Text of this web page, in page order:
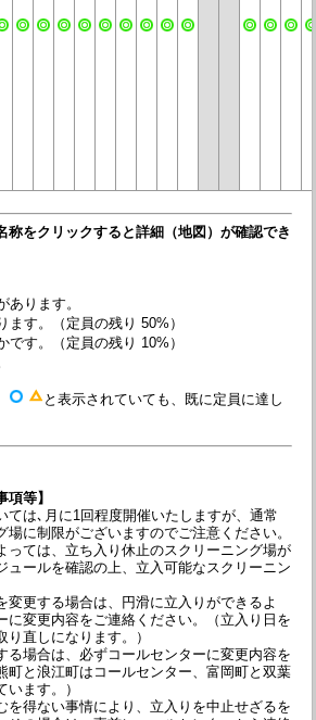
称をクリックすると詳細（地図）が確認でき
あります。
ます。（定員の残り 50%）
です。（定員の残り 10%）
と表示されていても、既に定員に達し
項等】
ては､月に1回程度開催いたしますが、通常
場に制限がございますのでご注意ください。
っては、立ち入り休止のスクリーニング場が
ュールを確認の上、立入可能なスクリーニン
変更する場合は、円滑に立入りができるよ
に変更内容をご連絡ください。（立入り日を
直しになります。）
る場合は、必ずコールセンターに変更内容を
町と浪江町はコールセンター、富岡町と双葉
ます。）
を得ない事情により、立入りを中止せざるを